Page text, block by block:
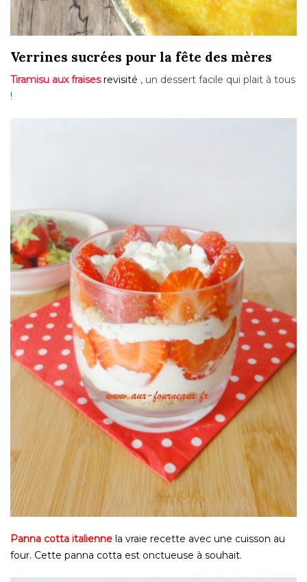
Verrines sucrées pour la fête des mères
Tiramisu aux fraises revisité , un dessert facile qui plait à tous
!
Panna cotta italienne la vraie recette avec une cuisson au
four. Cette panna cotta est onctueuse à souhait.